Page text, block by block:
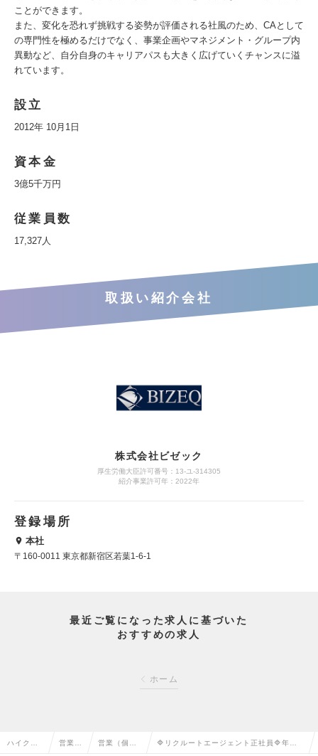
ことができます。
また、変化を恐れず挑戦する姿勢が評価される社風のため、CAとして
の専門性を極めるだけでなく、事業企画やマネジメント・グループ内
異動など、自分自身のキャリアパスも大きく広げていくチャンスに溢
れています。
設立
2012年 10月1日
資本金
3億5千万円
従業員数
17,327人
取扱い紹介会社
株式会社ビゼック
厚生労働大臣許可番号：13-ユ-314305
紹介事業許可年：2022年
登録場所
本社
〒160-0011 東京都新宿区若葉1-6-1
最近ご覧になった求人に基づいた
おすすめの求人
ホーム
ハイクラ 営業系 営業（個人 🔷リクルートエージェント正社員🔷年間